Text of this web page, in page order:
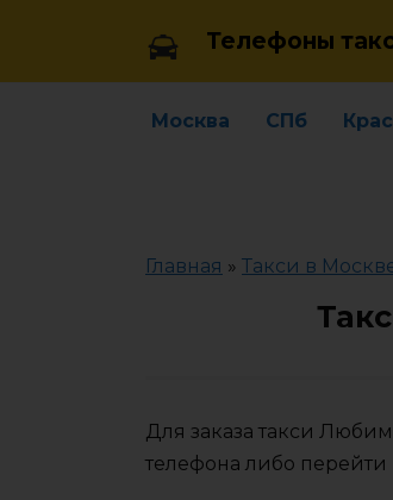
Телефоны
Москва СПб
Главная » Такси в
Для заказа такси
телефона либо